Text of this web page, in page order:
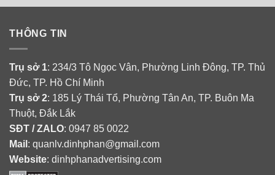
THÔNG TIN
Trụ sở 1: 234/3 Tô Ngọc Vân, Phường Linh Đông, TP. Thủ
Đức, TP. Hồ Chí Minh
Trụ sở 2: 185 Lý Thái Tổ, Phường Tân An, TP. Buôn Ma
Thuột, Đắk Lắk
SĐT / ZALO: 0947 85 0022
Mail : quanlv.dinhphan@gmail.com
Website: dinhphanadvertising.com